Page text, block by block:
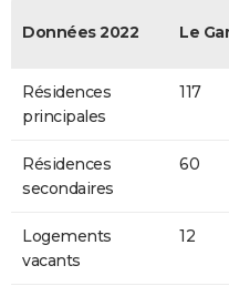
Données 2022 Le
Résidences
principales
117
Résidences
secondaires
60
Logements
vacants
12